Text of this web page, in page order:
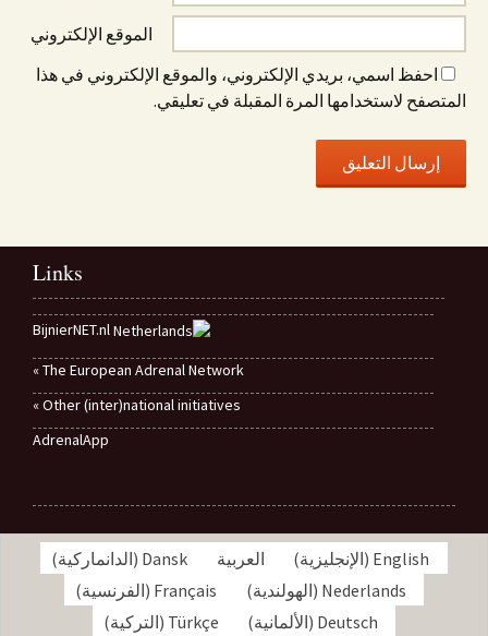
الموقع الإلكتروني
احفظ اسمي، بريدي الإلكتروني، والموقع الإلكتروني في هذا
المتصفح لاستخدامها المرة المقبلة في تعليقي.
Links
BijnierNET.nl
The European Adrenal Network »
Other (inter)national initiatives »
AdrenalApp
English
(الإنجليزية) العربية Dansk
(الدانماركية)
Nederlands
(الهولندية)
Français
(الفرنسية)
Deutsch
(الألمانية)
Türkçe
(التركية)